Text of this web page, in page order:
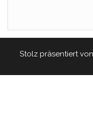
Stolz präsentiert von